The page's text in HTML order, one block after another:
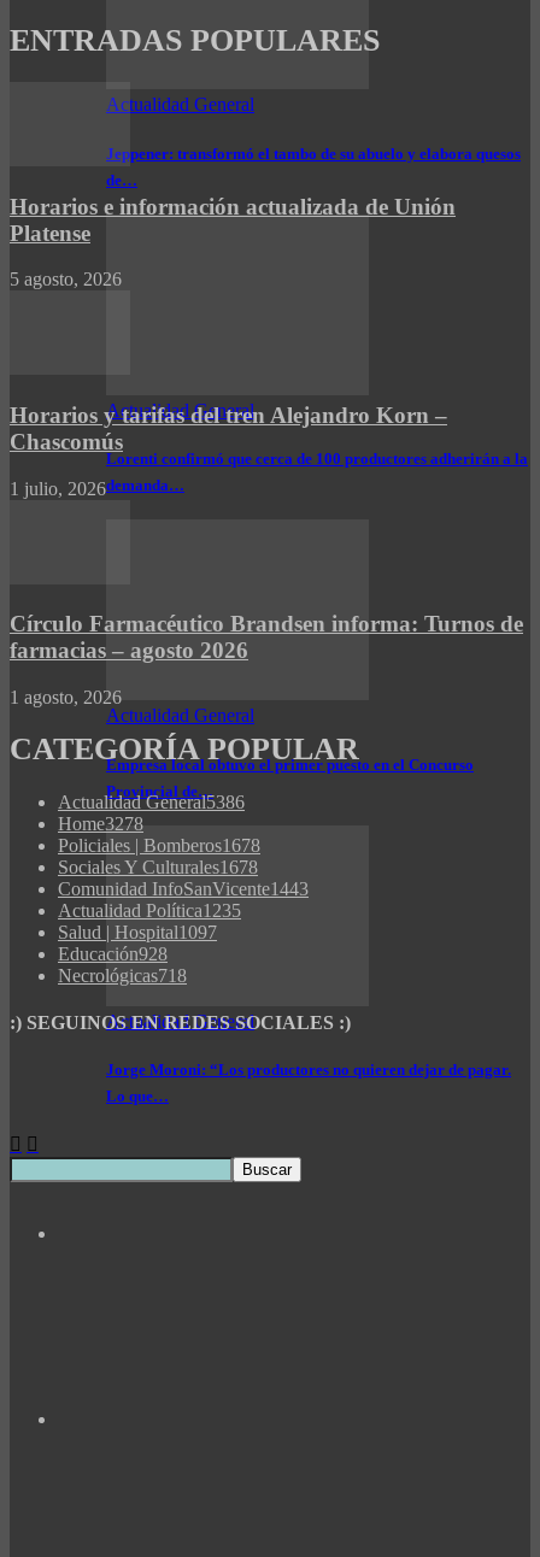
Actualidad General
Jeppener: transformó el tambo de su abuelo y elabora quesos
de…
Actualidad General
Lorenti confirmó que cerca de 100 productores adherirán a la
demanda…
Actualidad General
Empresa local obtuvo el primer puesto en el Concurso
Provincial de…
Actualidad General
Jorge Moroni: “Los productores no quieren dejar de pagar.
Lo que…
ENTRADAS POPULARES
Horarios e información actualizada de Unión
Platense
5 agosto, 2026
Horarios y tarifas del tren Alejandro Korn –
Chascomús
1 julio, 2026
Círculo Farmacéutico Brandsen informa: Turnos de
farmacias – agosto 2026
1 agosto, 2026
CATEGORÍA POPULAR
Actualidad General5386
Home3278
Policiales | Bomberos1678
Sociales Y Culturales1678
Comunidad InfoSanVicente1443
Actualidad Política1235
Salud | Hospital1097
Educación928
Necrológicas718
:) SEGUINOS EN REDES SOCIALES :)